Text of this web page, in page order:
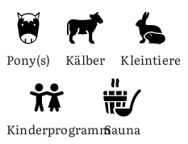
Pony(s) Kälber Kleintiere
KinderprogrammSauna